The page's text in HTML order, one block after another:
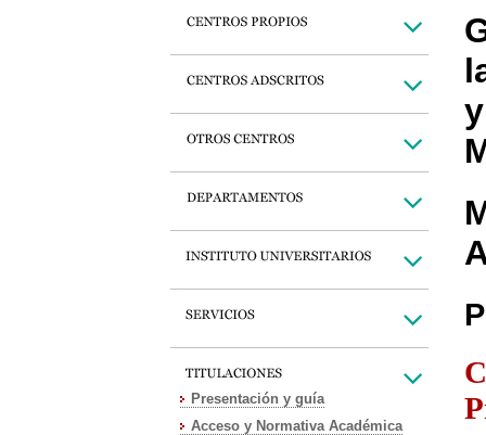
Presentación y guía
Acceso y Normativa Académica